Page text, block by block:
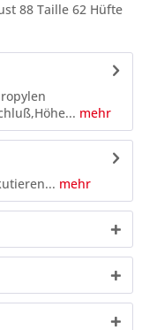
88 Taille 62 Hüfte
mehr
mehr